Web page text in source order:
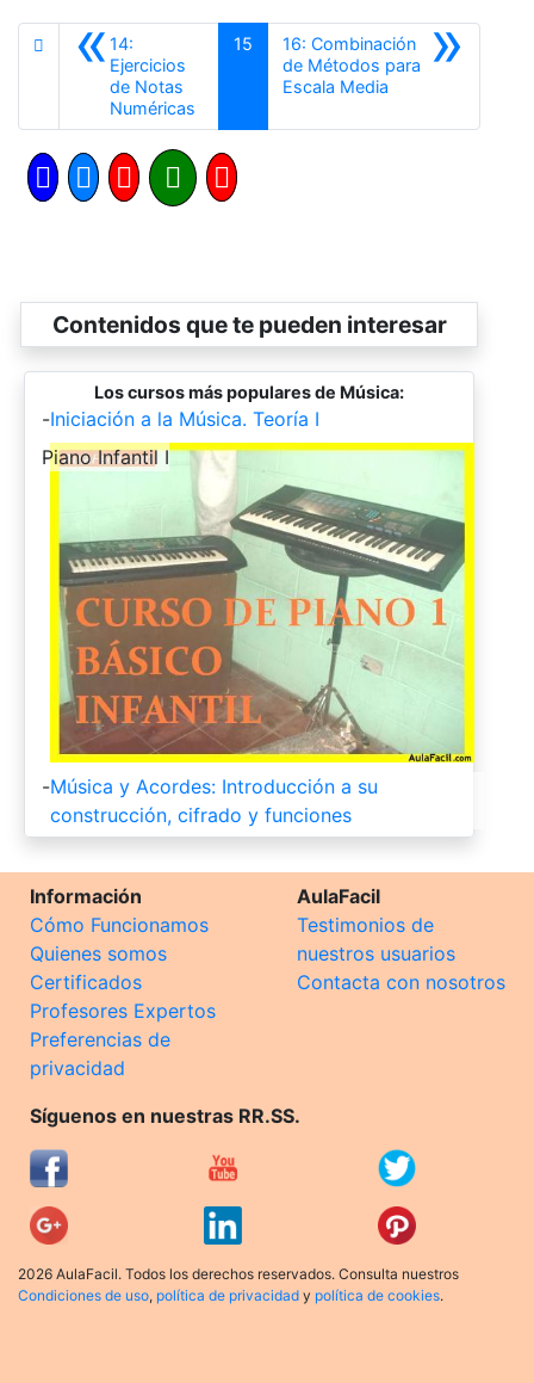
«14:
Ejercicios
de Notas
Numéricas
15 »
16: Combinación
de Métodos para
Escala MediaSiguiente
Contenidos que te pueden interesar
Los cursos más populares de Música:
-Iniciación a la Música. Teoría I
-
Piano Infantil I
-Música y Acordes: Introducción a su
construcción, cifrado y funciones
Información
Cómo Funcionamos
Quienes somos
Certificados
Profesores Expertos
Preferencias de
privacidad
AulaFacil
Testimonios de
nuestros usuarios
Contacta con nosotros
Síguenos en nuestras RR.SS.
2026 AulaFacil. Todos los derechos reservados. Consulta nuestros
Condiciones de uso, política de privacidad y política de cookies.